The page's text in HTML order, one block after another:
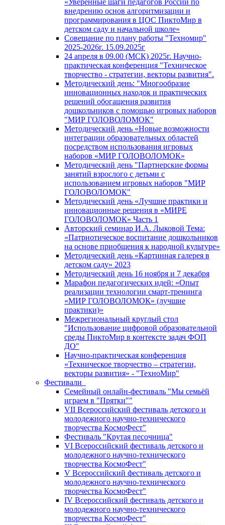
«Уверенные шаги педагогов России по
внедрению основ алгоритмизации и
программирования в ЦОС ПиктоМир в
детском саду и начальной школе»
Совещание по плану работы "Техномир"
2025-2026г. 15.09.2025г
24 апреля в 09.00 (МСК) 2025г. Научно-
практическая конференция "Техническое
творчество - стратегии, векторы развития".
Методический день: "Многообразие
инновационных находок и практических
решений обогащения развития
дошкольников с помощью игровых наборов
"МИР ГОЛОВОЛОМОК"
Методический день «Новые возможности
интеграции образовательных областей
посредством использования игровых
наборов «МИР ГОЛОВОЛОМОК»
Методический день "Партнерские формы
занятий взрослого с детьми с
использованием игровых наборов "МИР
ГОЛОВОЛОМОК"
Методический день «Лучшие практики и
инновационные решения в «МИРЕ
ГОЛОВОЛОМОК» Часть 1
Авторский семинар И.А. Лыковой Тема:
«Патриотическое воспитание дошкольников
на основе приобщения к народной культуре»
Методический день «Картинная галерея в
детском саду» 2023
Методический день 16 ноября и 7 декабря
Марафон педагогических идей: «Опыт
реализации технологии смарт-тренинга
«МИР ГОЛОВОЛОМОК» (лучшие
практики)»
Межрегиональный круглый стол
"Использование цифровой образовательной
среды ПиктоМир в контексте задач ФОП
ДО"
Научно-практическая конференция
«Техническое творчество – стратегии,
векторы развития» - "ТехноМир"
Фестивали
Семейный онлайн-фестиваль "Мы семьёй
играем в "Прятки""
VII Всероссийский фестиваль детского и
молодежного научно-технического
творчества КосмоФест"
Фестиваль "Крутая песочница"
VI Всероссийский фестиваль детского и
молодежного научно-технического
творчества КосмоФест"
V Всероссийский фестиваль детского и
молодежного научно-технического
творчества КосмоФест"
IV Всероссийский фестиваль детского и
молодежного научно-технического
творчества КосмоФест"